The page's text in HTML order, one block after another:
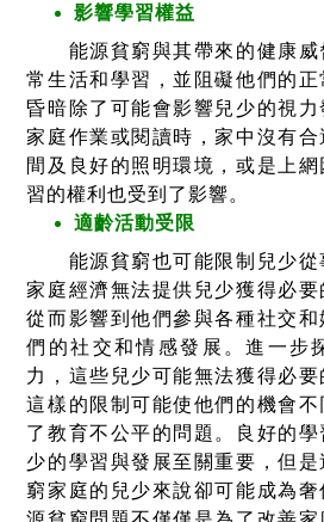
影響學習權益
能源貧窮與其帶來的健康威
常生活和學習，並阻礙他們的
昏暗除了可能會影響兒少的視
家庭作業或閱讀時，家中沒有
間及良好的照明環境，或是上
習的權利也受到了影響。
適齡活動受限
能源貧窮也可能限制兒少從
家庭經濟無法提供兒少獲得必要
從而影響到他們參與各種社交
們的社交和情感發展。進一步
力，這些兒少可能無法獲得必要
這樣的限制可能使他們的機會不
了教育不公平的問題。良好的
少的學習與發展至關重要，但
窮家庭的兒少來說卻可能成為